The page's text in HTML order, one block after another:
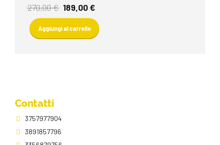
270,00€ Il
prezzo
originale
era:
189,00€
attuale
è:
Aggiungi al carrello
Contatti
3757977904
3891857796